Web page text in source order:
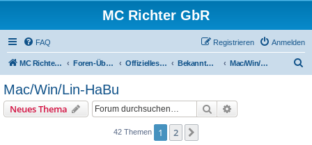
MC Richter GbR
FAQ Anmelden
Registrieren
MC Richter GbR (Impressum / Datenschutz) Foren-Übersicht Offizielles für Jedermann Bekanntmachungen Mac/Win/Lin-HaBu
Mac/Win/Lin-HaBu
Neues Thema Suche
42 Themen 1 2